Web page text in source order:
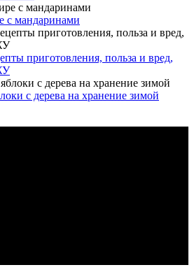
с мандаринами
приготовления, польза и вред,
с дерева на хранение зимой